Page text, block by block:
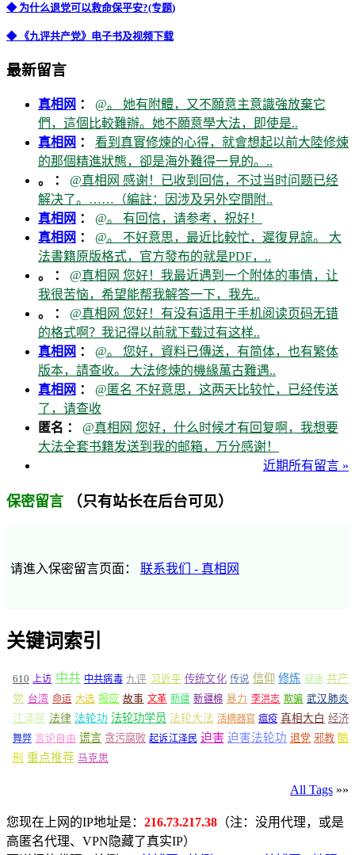
◆ 为什么退党可以救命保平安?(专题)
◆ 《九评共产党》电子书及视频下载
最新留言
真相网 ： @。 她有附體，又不願意主意識強放棄它
們，這個比較難辦。她不願意學大法，即使是..
真相网 ： 看到真實修煉的心得，就會想起以前大陸修煉
的那個精進狀態，卻是海外難得一見的。..
。 ： @真相网 感谢！已收到回信，不过当时问题已经
解决了。……（編註：因涉及另外空間附..
真相网 ： @。 有回信，请参考，祝好！
真相网 ： @。 不好意思，最近比較忙，遲復見諒。 大
法書籍原版格式，官方發布的就是PDF，..
。 ： @真相网 您好！我最近遇到一个附体的事情，让
我很苦恼，希望能帮我解答一下，我先..
。 ： @真相网 您好！有没有适用于手机阅读页码无错
的格式啊？我记得以前就下载过有这样..
真相网 ： @。 您好，資料已傳送，有简体，也有繁体
版本，請查收。 大法修煉的機緣萬古難遇..
真相网 ： @匿名 不好意思，这两天比较忙，已经传送
了，请查收
匿名 ： @真相网 您好，什么时候才有回复啊，我想要
大法全套书籍发送到我的邮箱，万分感谢！
近期所有留言 »
保密留言 （只有站长在后台可见）
请進入保密留言页面： 联系我们 - 真相网
关键词索引
610 上访 中共 中共病毒 九评 习近平 传统文化 传说 信仰 修炼 健康 共产
党 台湾 命运 大选 报应 故事 文革 新疆 新疆棉 暴力 李洪志 欺骗 武汉肺炎
江泽民 法律 法轮功 法轮功学员 法轮大法 活摘器官 瘟疫 真相大白 经济
舞弊 言论自由 谎言 贪污腐败 起诉江泽民 迫害 迫害法轮功 退党 邪教 酷
刑 重点推荐 马克思
All Tags »»
您现在上网的IP地址是： 216.73.217.38 （注：没用代理，或是
高匿名代理、VPN隐藏了真实IP）